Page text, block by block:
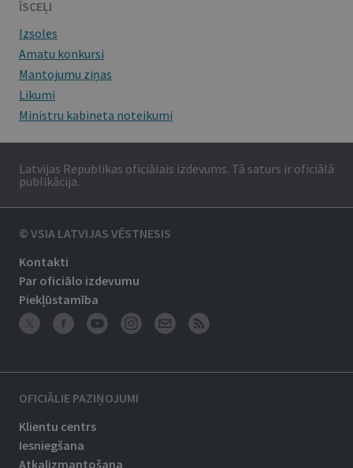
ĪSCEĻI
Izsoles
Amatu konkursi
Mantojumu ziņas
Likumi
Ministru kabineta noteikumi
Latvijas Republikas oficiālais izdevums. Tā saturs ir oficiālā
publikācija.
© VSIA LATVIJAS VĒSTNESIS
Kontakti
Par oficiālo izdevumu
Piekļūstamība
OFICIĀLIE PAZIŅOJUMI
Klientu centrs
Iesniegšana
Atkalizmantošana